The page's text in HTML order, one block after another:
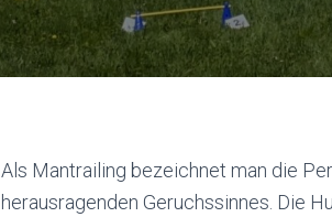
Als Mantrailing bezeichnet man die
herausragenden Geruchssinnes. Die